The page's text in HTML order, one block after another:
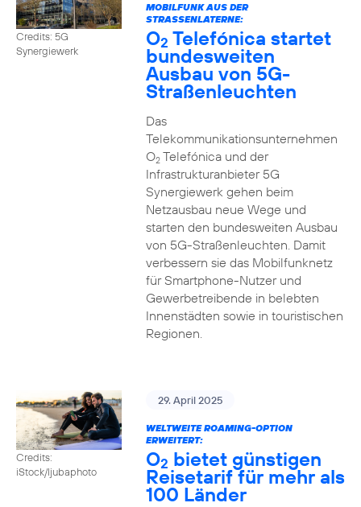
Credits: 5G
Synergiewerk
MOBILFUNK AUS DER
STRASSENLATERNE:
O2 Telefónica startet
bundesweiten
Ausbau von 5G-
Straßenleuchten
Das
Telekommunikationsunternehmen
O2Telefónica und der
Infrastrukturanbieter 5G
Synergiewerk gehen beim
Netzausbau neue Wege und
starten den bundesweiten Ausbau
von 5G-Straßenleuchten. Damit
verbessern sie das Mobilfunknetz
für Smartphone-Nutzer und
Gewerbetreibende in belebten
Innenstädten sowie in touristischen
Regionen.
Credits:
iStock/ljubaphoto
29. April 2025
WELTWEITE ROAMING-OPTION
ERWEITERT:
O2 bietet günstigen
Reisetarif für mehr als
100 Länder